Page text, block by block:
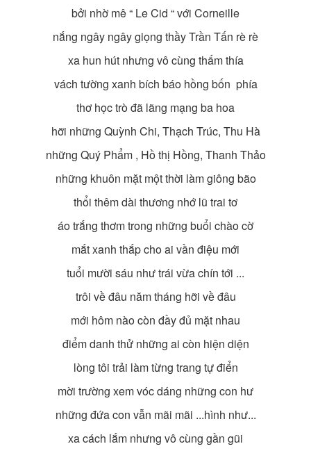
bởi nhờ mê “ Le Cid “ với Corneille
nắng ngây ngây giọng thầy Trần Tấn rè rè
xa hun hút nhưng vô cùng thấm thía
vách tường xanh bích báo hồng bốn phía
thơ học trò đã lãng mạng ba hoa
hỡi những Quỳnh Chi, Thạch Trúc, Thu Hà
những Quý Phẩm , Hồ thị Hồng, Thanh Thảo
những khuôn mặt một thời làm giông bão
thổi thêm dài thương nhớ lũ trai tơ
áo trắng thơm trong những buổi chào cờ
mắt xanh thắp cho ai vần điệu mới
tuổi mười sáu như trái vừa chín tới ...
trôi về đâu năm tháng hỡi về đâu
mới hôm nào còn đầy đủ mặt nhau
điểm danh thử những ai còn hiện diện
lòng tôi trải làm từng trang tự điển
mời trường xem vóc dáng những con hư
những đứa con vẫn mãi mãi ...hình như...
xa cách lắm nhưng vô cùng gần gũi